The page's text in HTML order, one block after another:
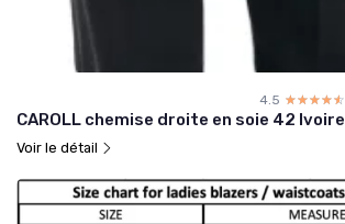
4.5 ☆☆☆☆☆
★★★★★
CAROLL chemise droite en soie 42 Ivoire
Voir le détail